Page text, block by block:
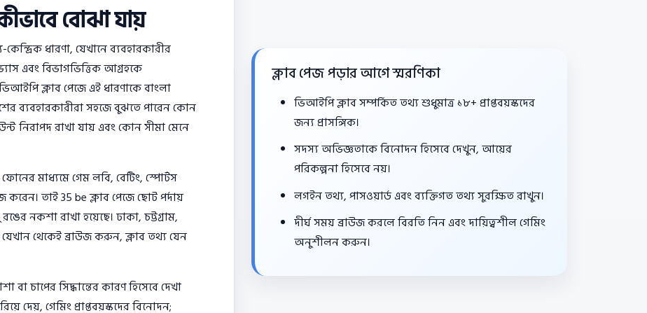
বোঝা যায়
ধারণা, যেখানে ব্যবহারকারীর
এবং বিভাগভিত্তিক আগ্রহকে
ক্লাব পেজে এই ধারণাকে বাংলা
ব্যবহারকারীরা সহজে বুঝতে পারেন কোন
নিরাপদ রাখা যায় এবং কোন সীমা মেনে
মাধ্যমে গেম লবি, বেটিং, স্পোর্টস
তাই 35 be ক্লাব পেজে ছোট পর্দায়
নকশা রাখা হয়েছে। ঢাকা, চট্টগ্রাম,
থেকেই ব্রাউজ করুন, ক্লাব তথ্য যেন
চাপের সিদ্ধান্তের কারণ হিসেবে দেখা
দেয়, গেমিং প্রাপ্তবয়স্কদের বিনোদন;
ক্লাব পেজ পড়ার আগে স্মরণিকা
ভিআইপি ক্লাব সম্পর্কিত তথ্য শুধুমাত্র ১৮+ প্রাপ্তবয়স্কদের
জন্য প্রাসঙ্গিক।
সদস্য অভিজ্ঞতাকে বিনোদন হিসেবে দেখুন, আয়ের
পরিকল্পনা হিসেবে নয়।
লগইন তথ্য, পাসওয়ার্ড এবং ব্যক্তিগত তথ্য সুরক্ষিত রাখুন।
দীর্ঘ সময় ব্রাউজ করলে বিরতি নিন এবং দায়িত্বশীল গেমিং
অনুশীলন করুন।